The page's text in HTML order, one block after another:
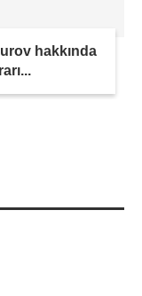
hakkında